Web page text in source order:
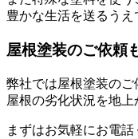
豊かな生活を送るうえ
屋根塗装のご依頼
弊社では屋根塗装のご
屋根の劣化状況を地
まずはお気軽にお電話